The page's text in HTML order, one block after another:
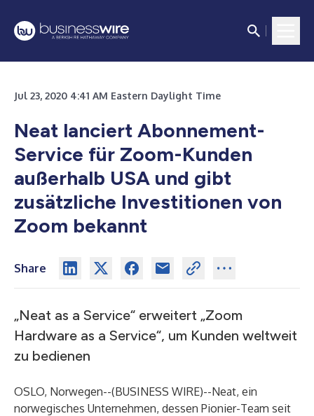
Jul 23, 2020 4:41 AM Eastern Daylight Time
Neat lanciert Abonnement-
Service für Zoom-Kunden
außerhalb USA und gibt
zusätzliche Investitionen von
Zoom bekannt
Share
„Neat as a Service“ erweitert „Zoom
Hardware as a Service“, um Kunden weltweit
zu bedienen
OSLO, Norwegen--(BUSINESS WIRE)--Neat, ein
norwegisches Unternehmen, dessen Pionier-Team seit